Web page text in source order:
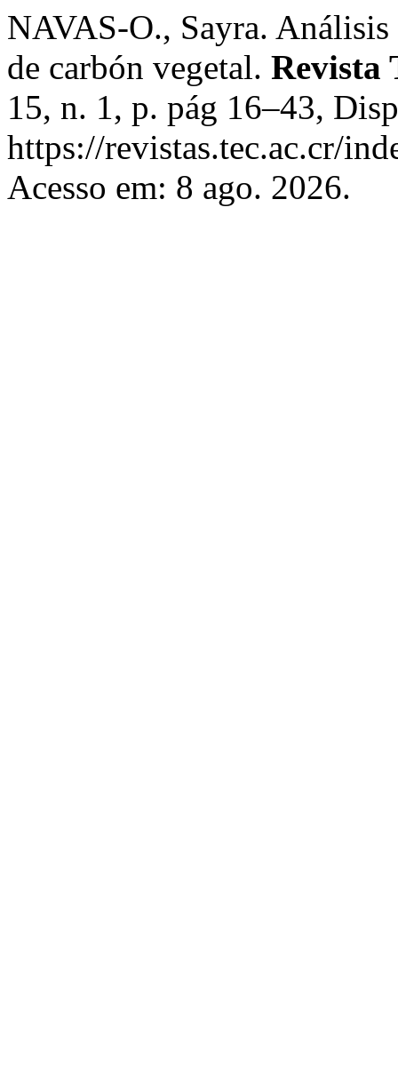
NAVAS-O., Sayra.
de carbón vegetal. Revista
15, n. 1, p. pág 16–43,
https://revistas.tec.ac.cr/
Acesso em: 8 ago. 2026.